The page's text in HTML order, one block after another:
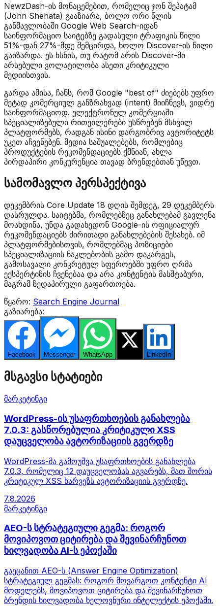
NewzDash-ის მონაცემებით, რომელიც ჯონ შეჰატამ
(John Shehata) გააზიარა, ბოლო ორი წლის
განმავლობაში Google Web Search-იდან
საინფორმაციო საიტებზე გადასული ტრაფიკის წილი
51%-დან 27%-მდე შემცირდა, ხოლო Discover-ის წილი
გაიზარდა. ეს ხსნის, თუ რატომ არის Discover-ში
არსებული ვოლატილობა ასეთი კრიტიკული
მედიისთვის.
გარდა ამისა, ჩანს, რომ Google "best of" ძიებებს უფრო
მეტად კომერციულ განზრახვად (intent) მიიჩნევს, ვიდრე
საინფორმაციოდ. ელექტრონულ კომერციაში
სპეციალიზებული რითეილერები უსწრებენ მსხვილ
პლატფორმებს, რადგან ისინი დარგობრივ ავტორიტეტს
უკეთ აჩვენებენ. მედია საშუალებებს, რომლებიც
პროდუქტების რეკომენდაციებს ქმნიან, ახლა
პირდაპირი კონკურენცია თავად ბრენდებთან უწევთ.
სამომავლო პერსპექტივა
დეკემბრის Core Update 18 დღის შემდეგ, 29 დეკემბერს
დასრულდა. საიტებმა, რომლებზეც განახლებამ გავლენა
მოახდინა, უნდა გადახედონ Google-ის ოფიციალურ
რეკომენდაციებს ძირითადი განახლებების შესახებ. იმ
პლატფორმებისთვის, რომლებმაც პოზიციები
სპეციალიზაციის ნაკლებობის გამო დაკარგეს,
გამოსავალი კონკრეტულ სფეროებში უფრო ღრმა
ექსპერტიზის ჩვენებაა და არა კონტენტის მასშტაბური,
მაგრამ ზედაპირული გაფართოება.
წყარო: Search Engine Journal
გაზიარება:
Facebook Messenger WhatsApp LinkedIn
მსგავსი სტატიები
მარკეტინგი
WordPress-ის უსაფრთხოების განახლება
7.0.3: გასწორებულია კრიტიკული XSS
დაუცველობა ავტორიზაციის გვერდზე
WordPress-მა გამოუშვა უსაფრთხოების განახლება
7.0.3, რომელიც 12 დაუცველობას აგვარებს, მათ შორის
კრიტიკულ XSS ხარვეზს ავტორიზაციის გვერდზე.
7.8.2026
მარკეტინგი
AEO-ს სტრატეგიული გეგმა: როგორ
მოვიპოვოთ ციტირება და შევინარჩუნოთ
ხილვადობა AI-ს ეპოქაში
გაეცანით AEO-ს (Answer Engine Optimization)
სტრატეგიულ გეგმას: როგორ მოვარგოთ კონტენტი AI
მოდელებს, მოვიპოვოთ ციტირება და შევინარჩუნოთ
ბრენდის ხილვადობა ხელოვნური ინტელექტის ეპოქაში.